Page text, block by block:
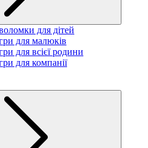
для дітей
для малюків
для всієї родини
для компанії